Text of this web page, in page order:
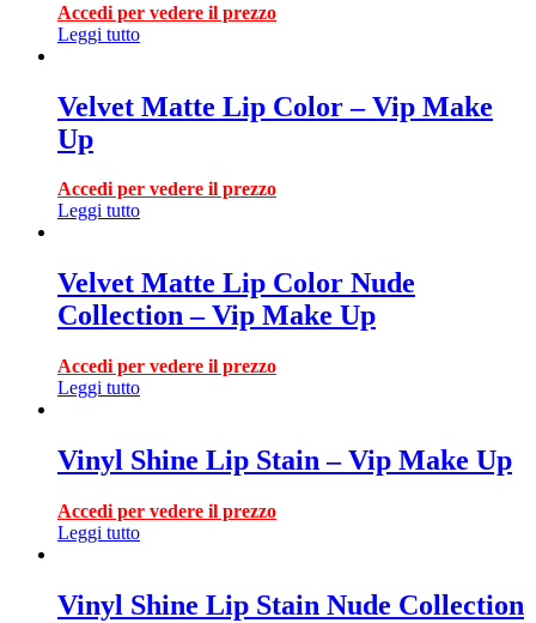
Accedi per vedere il prezzo
Leggi tutto
Velvet Matte Lip Color – Vip Make
Up
Accedi per vedere il prezzo
Leggi tutto
Velvet Matte Lip Color Nude
Collection – Vip Make Up
Accedi per vedere il prezzo
Leggi tutto
Vinyl Shine Lip Stain – Vip Make Up
Accedi per vedere il prezzo
Leggi tutto
Vinyl Shine Lip Stain Nude Collection